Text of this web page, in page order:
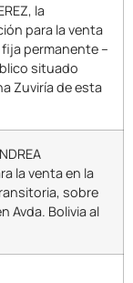
la
para la venta
permanente –
situado
Zuviría de esta
la venta en la
sobre
Avda. Bolivia al